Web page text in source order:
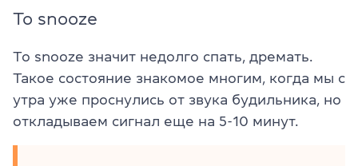
To snooze
To snooze значит недолго спать, дремать.
Такое состояние знакомое многим, когда мы с
утра уже проснулись от звука будильника, но
откладываем сигнал еще на 5-10 минут.